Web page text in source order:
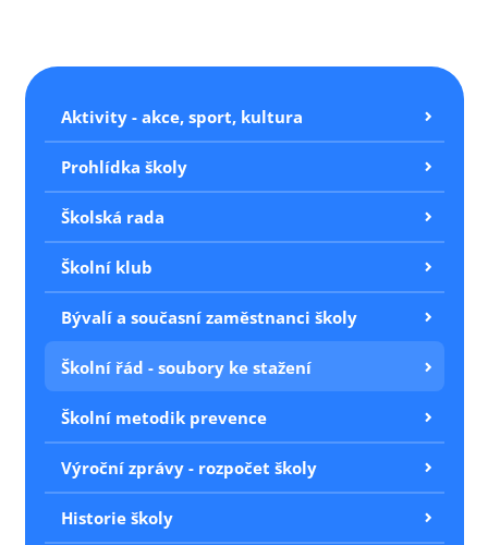
Aktivity - akce, sport, kultura
Prohlídka školy
Školská rada
Školní klub
Bývalí a současní zaměstnanci školy
Školní řád - soubory ke stažení
Školní metodik prevence
Výroční zprávy - rozpočet školy
Historie školy